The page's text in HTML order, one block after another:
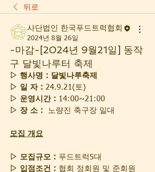
뒤로
사단법인 한국푸드트럭협회
2024년 8월 26일
-마감-[2024년 9월21일] 동작
구 달빛나루터 축제
▷ 행사명 : 달빛나루축제
▷ 일 자 : 24.9.21(토)
▷ 운영시간 : 14:00~21:00
▷ 장 소 : 노량진 축구장 일대
모집 개요
▷ 모집규모 : 푸드트럭5대
▷ 입점조건 : 협회 정회원 및 준회원